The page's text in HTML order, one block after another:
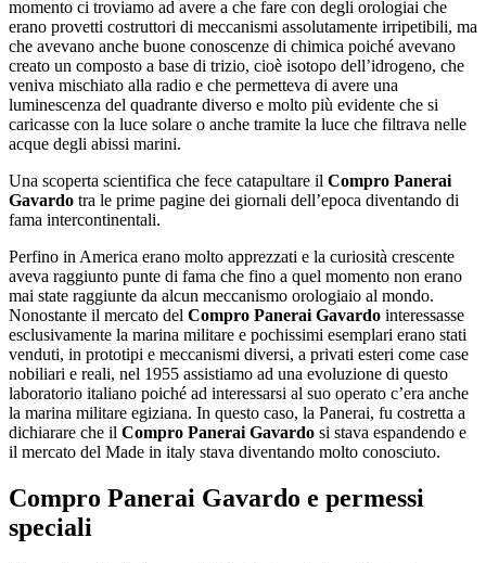
momento ci troviamo ad avere a che fare con degli orologiai che
erano provetti costruttori di meccanismi assolutamente irripetibili, ma
che avevano anche buone conoscenze di chimica poiché avevano
creato un composto a base di trizio, cioè isotopo dell’idrogeno, che
veniva mischiato alla radio e che permetteva di avere una
luminescenza del quadrante diverso e molto più evidente che si
caricasse con la luce solare o anche tramite la luce che filtrava nelle
acque degli abissi marini.
Una scoperta scientifica che fece catapultare il Compro Panerai
Gavardo tra le prime pagine dei giornali dell’epoca diventando di
fama intercontinentali.
Perfino in America erano molto apprezzati e la curiosità crescente
aveva raggiunto punte di fama che fino a quel momento non erano
mai state raggiunte da alcun meccanismo orologiaio al mondo.
Nonostante il mercato del Compro Panerai Gavardo interessasse
esclusivamente la marina militare e pochissimi esemplari erano stati
venduti, in prototipi e meccanismi diversi, a privati esteri come case
nobiliari e reali, nel 1955 assistiamo ad una evoluzione di questo
laboratorio italiano poiché ad interessarsi al suo operato c’era anche
la marina militare egiziana. In questo caso, la Panerai, fu costretta a
dichiarare che il Compro Panerai Gavardo si stava espandendo e
il mercato del Made in italy stava diventando molto conosciuto.
Compro Panerai Gavardo e permessi
speciali